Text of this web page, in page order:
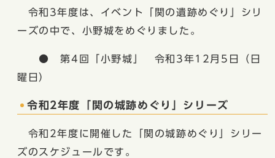
令和3年度は、イベント「関の遺跡めぐり」シリ
ーズの中で、小野城をめぐりました。
● 第4回「小野城」 令和3年12月5日（日
曜日）
令和2年度「関の城跡めぐり」シリーズ
令和2年度に開催した「関の城跡めぐり」シリー
ズのスケジュールです。